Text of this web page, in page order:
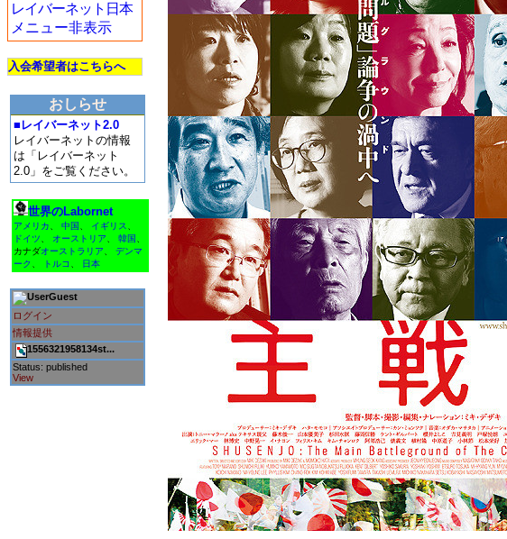
レイバーネット日本
メニュー非表示
入会希望者はこちらへ
おしらせ
■レイバーネット2.0
レイバーネットの情報
は「レイバーネット
2.0」をご覧ください。
世界のLabornet
アメリカ 中国 イギリス
ドイツ
オーストリア 韓国
カナダオーストラリア
デンマ
ーク
トルコ 日本
Guest
ログイン
情報提供
1556321958134st...
Status: published
View